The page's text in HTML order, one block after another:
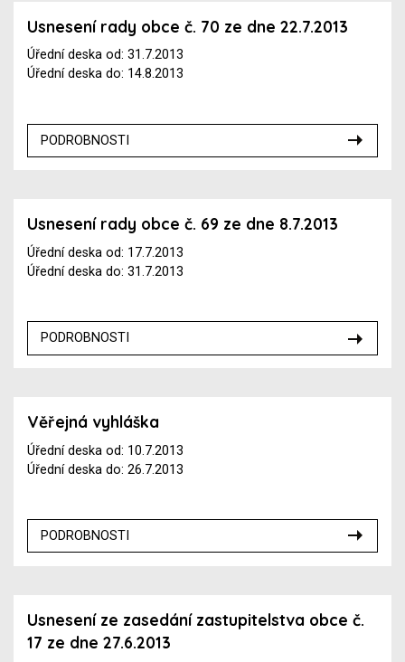
Usnesení rady obce č. 70 ze dne 22.7.2013
Úřední deska od: 31.7.2013
Úřední deska do: 14.8.2013
PODROBNOSTI
Usnesení rady obce č. 69 ze dne 8.7.2013
Úřední deska od: 17.7.2013
Úřední deska do: 31.7.2013
PODROBNOSTI
Věřejná vyhláška
Úřední deska od: 10.7.2013
Úřední deska do: 26.7.2013
PODROBNOSTI
Usnesení ze zasedání zastupitelstva obce č.
17 ze dne 27.6.2013